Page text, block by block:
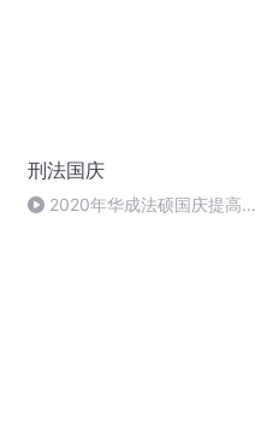
刑法国庆
2020年华成法硕国庆提高班